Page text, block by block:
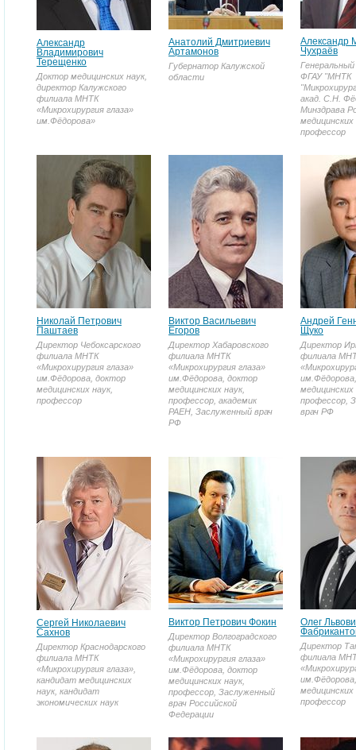
Александр
Владимирович
Терещенко
Доктор медицинских наук,
директор Калужского
филиала МНТК
«Микрохирургия глаза»
им.Фёдорова»
Анатолий Дмитриевич
Артамонов
Губернатор Калужской
области
Александр
Чухраёв
ФГАУ "МНТК
акад. С.Н.
Минздрава
медицинских
профессор
Николай Петрович
Паштаев
Директор Чебоксарского
филиала МНТК
«Микрохирургия глаза»
им.Фёдорова, доктор
медицинских наук,
профессор
Виктор Васильевич
Егоров
Директор Хабаровского
филиала МНТК
«Микрохирургия глаза»
им.Фёдорова, доктор
медицинских наук,
профессор, академик
РАЕН, Заслуженный врач
РФ
Андрей
Щуко
Директор
филиала
медицинских
профессор,
врач РФ
Сергей Николаевич
Сахнов
Директор Краснодарского
филиала МНТК
«Микрохирургия глаза»,
кандидат медицинских
наук, кандидат
экономических наук
Виктор Петрович Фокин
Директор Волгоградского
филиала МНТК
«Микрохирургия глаза»
им.Фёдорова, доктор
медицинских наук,
профессор, Заслуженный
врач Российской
Федерации
Олег
Директор
филиала
медицинских
профессор